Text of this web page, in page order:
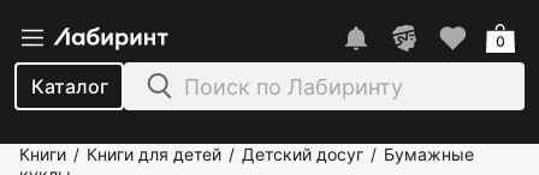
Каталог
0
Книги / Книги для детей / Детский досуг / Бумажные